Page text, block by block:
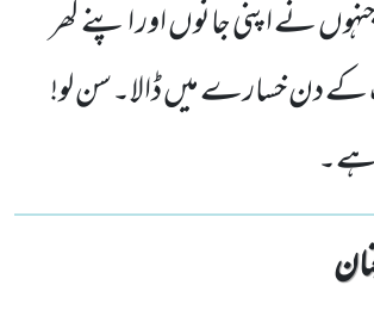
نے اپنی جانوں اور اپنے گھر
کے دن خسارے میں ڈالا۔سن لو!
ہے۔